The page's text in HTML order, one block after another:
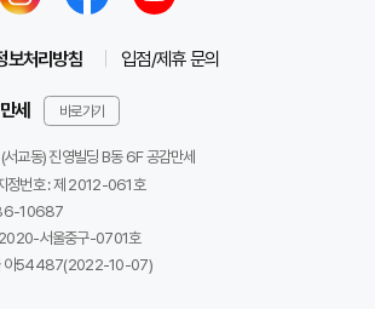
며, 더 많은 고양이가 새로운 가정으로
만들어갑니다.
보처리방침 입점/제휴 문의
세 바로가기
교동) 진영빌딩 B동 6F 공감만세
정번호 : 제 2012-061호
10687
서울중구-0701호
아54487(2022-10-07)